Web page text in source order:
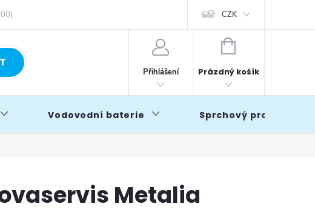
CZK
Přihlášení
NÁKUPNÍ
Prázdný košík
Vodovodní baterie Sprchový program
Metalia